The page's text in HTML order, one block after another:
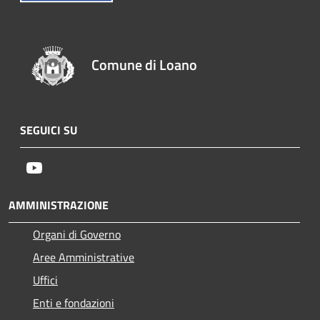
Comune di Loano
SEGUICI SU
AMMINISTRAZIONE
Organi di Governo
Aree Amministrative
Uffici
Enti e fondazioni